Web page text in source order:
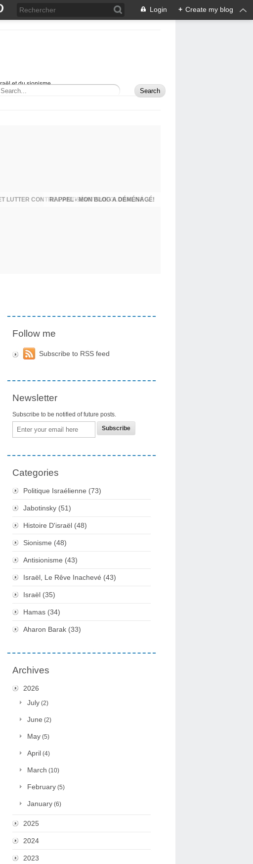
Login + Create my blog
et du sionisme.
RAPPEL - MON BLOG A DÉMÉNAGÉ!
Follow me
Subscribe to RSS feed
Newsletter
Subscribe to be notified of future posts.
Email
Categories
Politique Israélienne (73)
Jabotinsky (51)
Histoire D'israël (48)
Sionisme (48)
Antisionisme (43)
Israël, Le Rêve Inachevé (43)
Israël (35)
Hamas (34)
Aharon Barak (33)
Archives
2026
July (2)
June (2)
May (5)
April (4)
March (10)
February (5)
January (6)
2025
2024
2023